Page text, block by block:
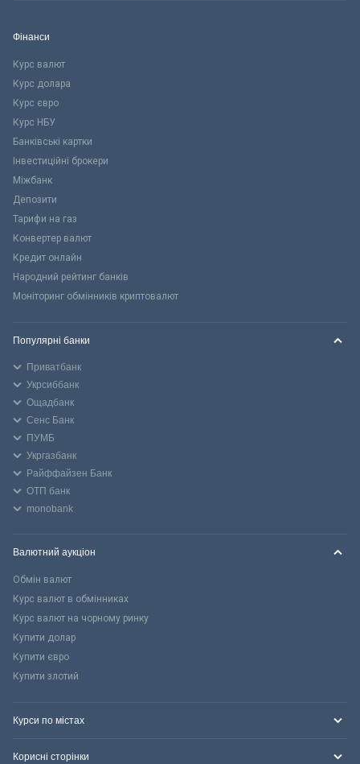
Фінанси
Курс валют
Курс долара
Курс євро
Курс НБУ
Банківські картки
Інвестиційні брокери
Міжбанк
Депозити
Тарифи на газ
Конвертер валют
Кредит онлайн
Народний рейтинг банків
Моніторинг обмінників криптовалют
Популярні банки
Приватбанк
Укрсиббанк
Ощадбанк
Сенс Банк
ПУМБ
Укргазбанк
Райффайзен Банк
ОТП банк
monobank
Валютний аукціон
Обмін валют
Курс валют в обмінниках
Курс валют на чорному ринку
Купити долар
Купити євро
Купити злотий
Курси по містах
Корисні сторінки